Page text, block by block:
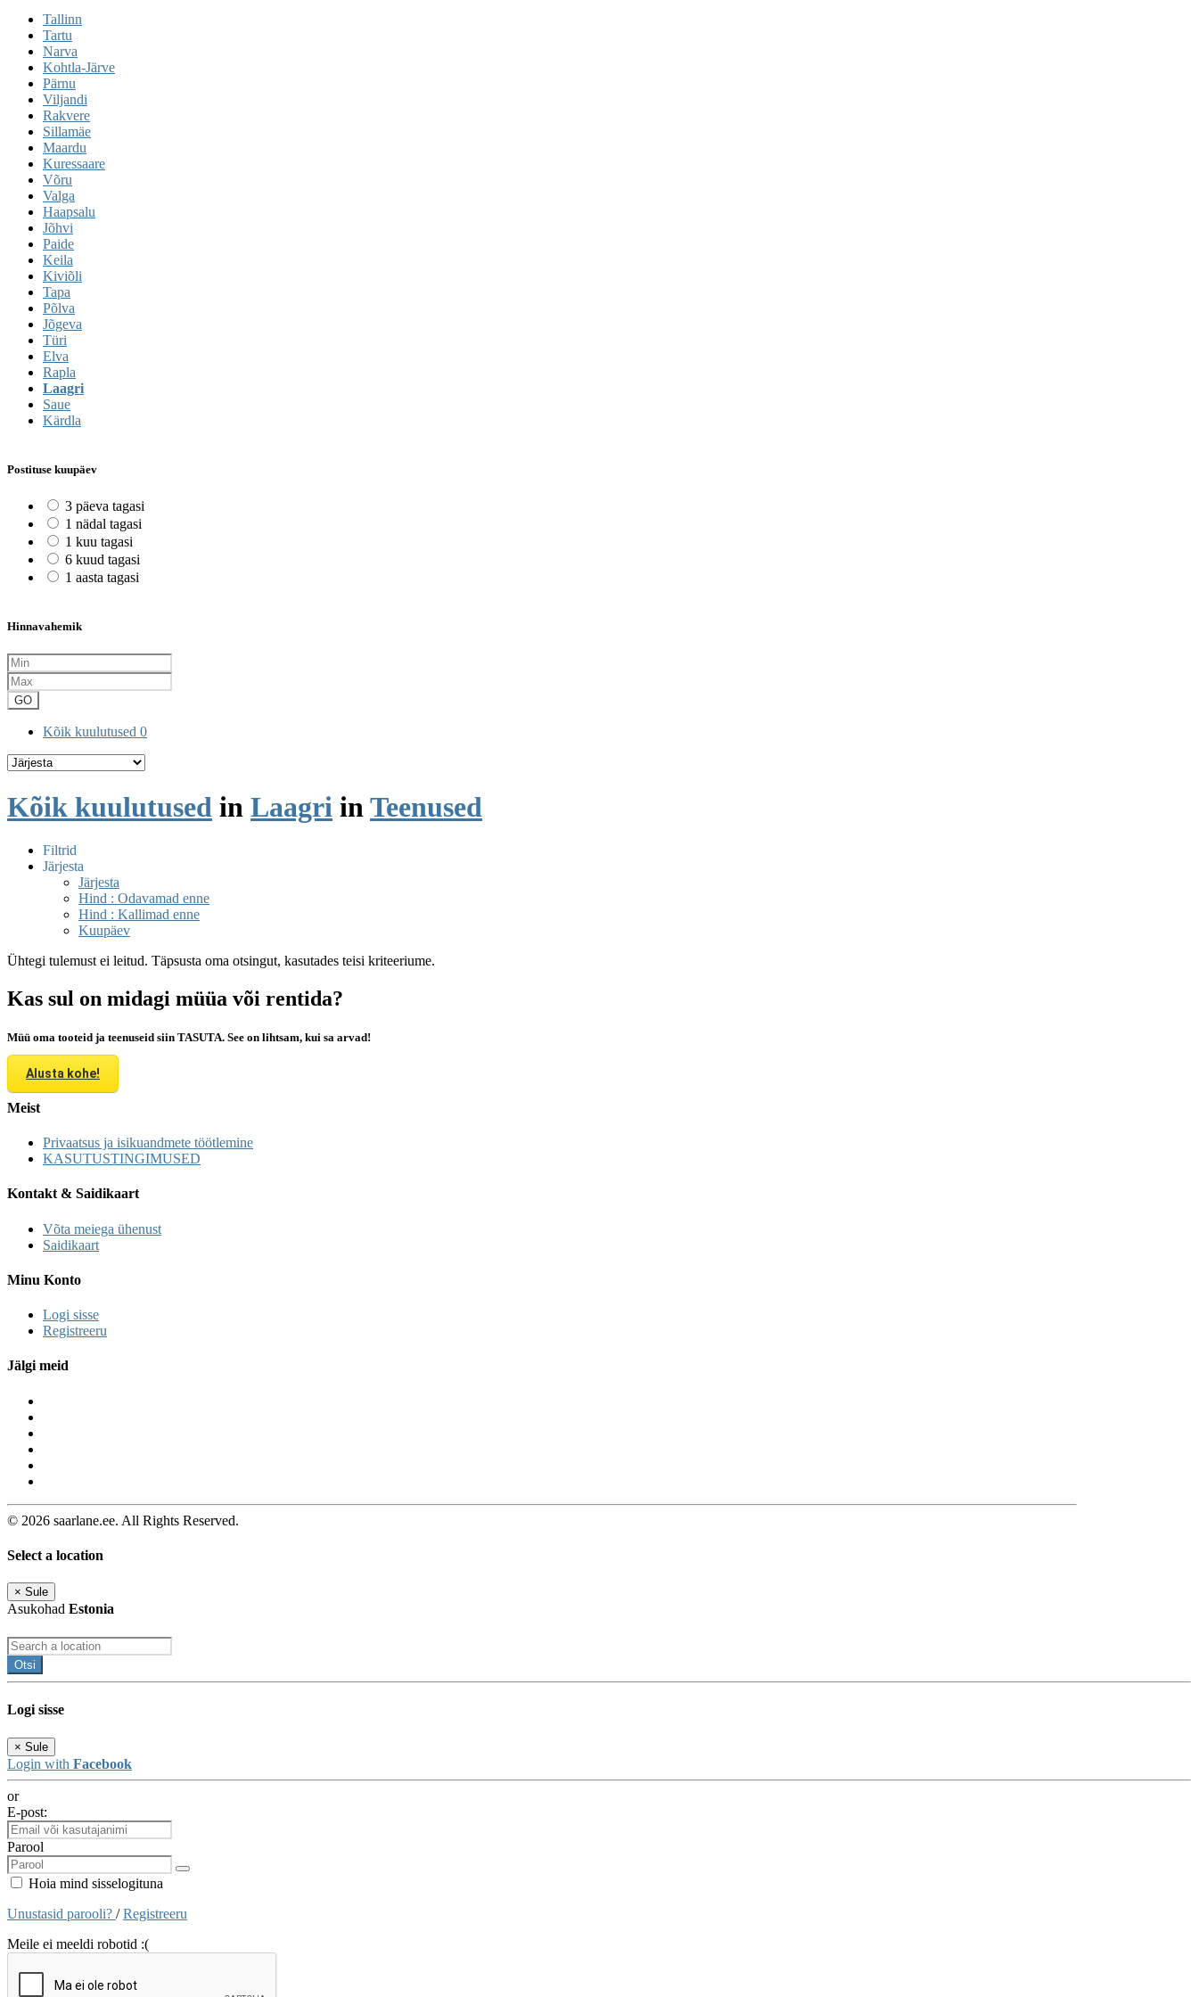
Tallinn
Tartu
Narva
Kohtla-Järve
Pärnu
Viljandi
Rakvere
Sillamäe
Maardu
Kuressaare
Võru
Valga
Haapsalu
Jõhvi
Paide
Keila
Kiviõli
Tapa
Põlva
Jõgeva
Türi
Elva
Rapla
Laagri
Saue
Kärdla
Postituse kuupäev
3 päeva tagasi
1 nädal tagasi
1 kuu tagasi
6 kuud tagasi
1 aasta tagasi
Hinnavahemik
GO
Kõik kuulutused 0
Kõik kuulutused in Laagri in Teenused
Filtrid
Järjesta
Järjesta
Hind : Odavamad enne
Hind : Kallimad enne
Kuupäev
Ühtegi tulemust ei leitud. Täpsusta oma otsingut, kasutades teisi kriteeriume.
Kas sul on midagi müüa või rentida?
Müü oma tooteid ja teenuseid siin TASUTA. See on lihtsam, kui sa arvad!
Alusta kohe!
Meist
Privaatsus ja isikuandmete töötlemine
KASUTUSTINGIMUSED
Kontakt & Saidikaart
Võta meiega ühenust
Saidikaart
Minu Konto
Logi sisse
Registreeru
Jälgi meid
© 2026 saarlane.ee. All Rights Reserved.
Select a location
× Sule
Asukohad Estonia
Otsi
Logi sisse
× Sule
Login with Facebook
or
E-post:
Parool
Hoia mind sisselogituna
Unustasid parooli? /Registreeru
Meile ei meeldi robotid :(